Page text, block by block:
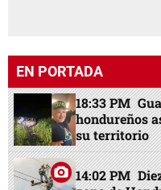
EN PORTADA
18:33 PM
hondureños
su territorio
14:02 PM